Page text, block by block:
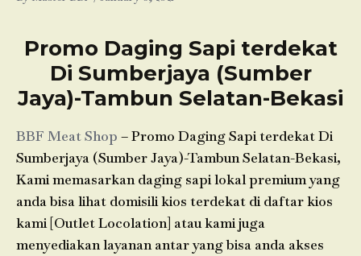
Promo Daging Sapi terdekat
Di Sumberjaya (Sumber
Jaya)-Tambun Selatan-Bekasi
BBF Meat Shop – Promo Daging Sapi terdekat Di
Sumberjaya (Sumber Jaya)-Tambun Selatan-Bekasi,
Kami memasarkan daging sapi lokal premium yang
anda bisa lihat domisili kios terdekat di daftar kios
kami [Outlet Locolation] atau kami juga
menyediakan layanan antar yang bisa anda akses